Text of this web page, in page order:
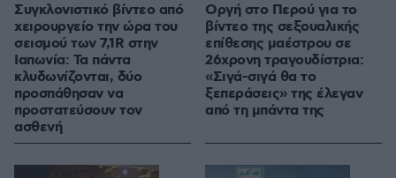
Συγκλονιστικό βίντεο από
χειρουργείο την ώρα του
σεισμού των 7,1R στην
Ιαπωνία: Τα πάντα
κλυδωνίζονται, δύο
προσπάθησαν να
προστατεύσουν τον
ασθενή
Οργή στο Περού για το
βίντεο της σεξουαλικής
επίθεσης μαέστρου σε
26χρονη τραγουδίστρια:
«Σιγά-σιγά θα το
ξεπεράσεις» της έλεγαν
από τη μπάντα της